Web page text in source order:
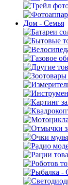
Дом - Семья